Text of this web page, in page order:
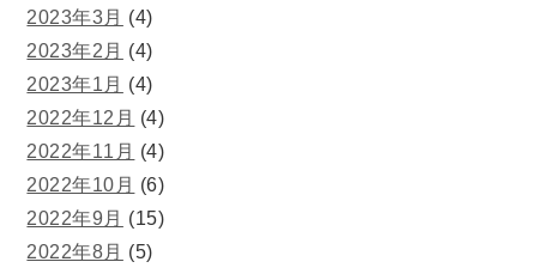
2023年3月 (4)
2023年2月 (4)
2023年1月 (4)
2022年12月 (4)
2022年11月 (4)
2022年10月 (6)
2022年9月 (15)
2022年8月 (5)